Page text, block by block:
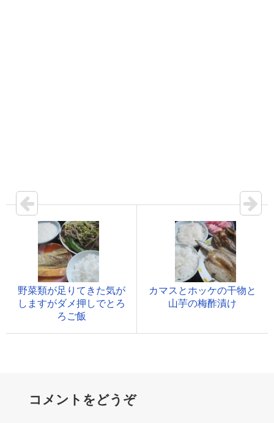
野菜類が足りてきた気が
しますがダメ押しでとろ
ろご飯
カマスとホッケの干物と
山芋の梅酢漬け
コメントをどうぞ